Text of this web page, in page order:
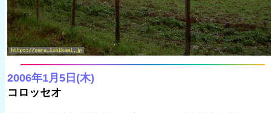
2006年1月5日(木)
コロッセオ